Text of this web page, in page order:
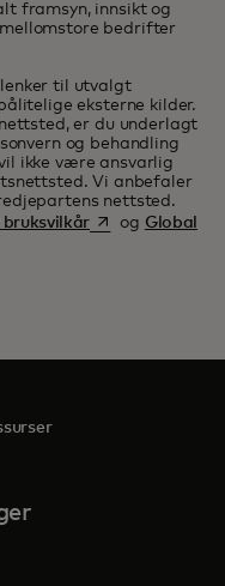
framsyn, innsikt og
bedrifter
til utvalgt
eksterne kilder.
er du underlagt
og behandling
ikke være ansvarlig
Vi anbefaler
nettsted.
bruksvilkåropens in a new
og Global